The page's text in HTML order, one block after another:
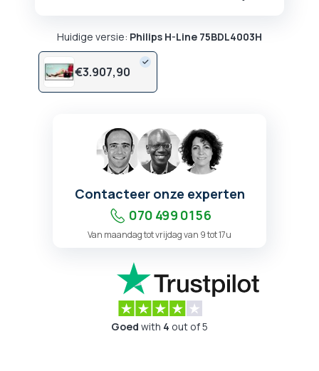
Huidige versie: Philips H-Line 75BDL4003H
€3.907,90
Contacteer onze experten
070 499 01 56
Van maandag tot vrijdag van 9 tot 17u
Goed with 4 out of 5